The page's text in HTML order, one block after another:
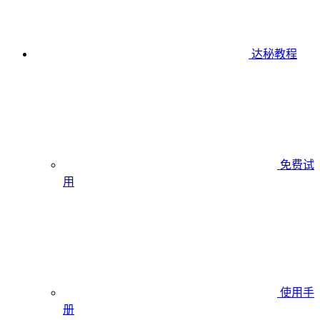
达秘教程
免费试
用
使用手
册